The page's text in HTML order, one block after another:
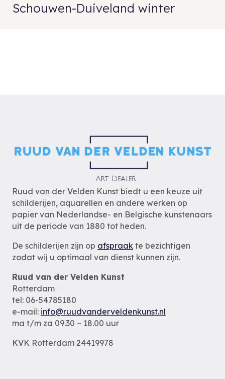
Schouwen-Duiveland winter
Ruud van der Velden Kunst biedt u een keuze uit
schilderijen, aquarellen en andere werken op
papier van Nederlandse- en Belgische kunstenaars
uit de periode van 1880 tot heden.
De schilderijen zijn op afspraak te bezichtigen
zodat wij u optimaal van dienst kunnen zijn.
Ruud van der Velden Kunst
Rotterdam
tel: 06-54785180
e-mail: info@ruudvanderveldenkunst.nl
ma t/m za 09.30 – 18.00 uur
KVK Rotterdam 24419978